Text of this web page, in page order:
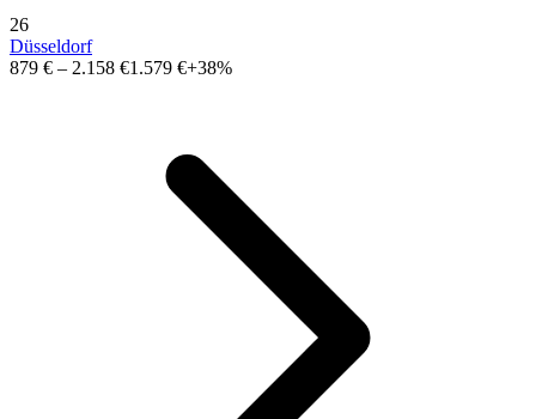
26
Düsseldorf
879 € – 2.158 €1.579 €+38%